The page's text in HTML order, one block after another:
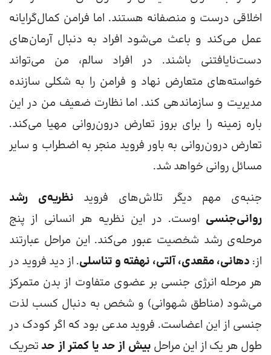
اخلاقی درست و منصفانه هستند. اما فرامن کمال‌گرایانه
عمل می‌کند و باعث می‎‌شود افراد به دنبال آرمان‌های
دست‌نایافتنی باشند. در افراد سالم، من می‌تواند
خواسته‌های متعارض نهاد و فرامن را به شکلی سازنده
مدیریت و سازماندهی کند. اما نظارت ضعیف من در این
باره زمینه را برای بروز تعارض درون‌روانی مهیا می‌کند.
تعارض درون‌روانی به باور فروید منجر به اضطراب و سایر
مسائل روانی خواهد شد.
جنبه‌ی مهم دیگر تلاش‌های فروید نظریه‌ی رشد
روانی‌جنسی اوست. در این نظریه هر انسانی از پنج
مرحله‌ی رشد شخصیت عبور می‌کند. این مراحل عبارتند
از: دهانی، مقعدی، آلتی، نهفته و تناسلی. از دید فروید در
هر مرحله انرژی جنسی بر عضوی متفاوت از بدن متمرکز
می‌شود (مناطق شهوانی) و شخص به دنبال کسب لذت
جنسی از این اعضاست. فروید مدعی بود که اگر کودک در
طول هر یک از این مراحل بیش از حد یا کمتر از حد تحریک